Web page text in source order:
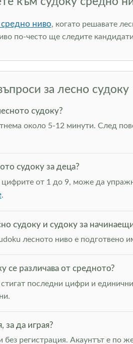
ниво, когато решавате
по-често ще следите
за лесно судоку
судоку?
около 5-12 минути. След
судоку за деца?
от 1 до 9, може да
.
судоку и судоку за
лесното ниво е
се различава от средното?
стигат последни цифри и
за да играя?
без регистрация. Акаунтът е по